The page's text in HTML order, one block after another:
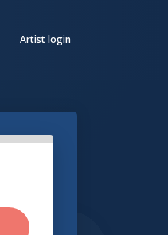
Artist login